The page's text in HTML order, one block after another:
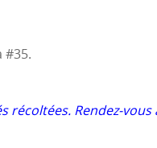
#35.
récoltées. Rendez-vous